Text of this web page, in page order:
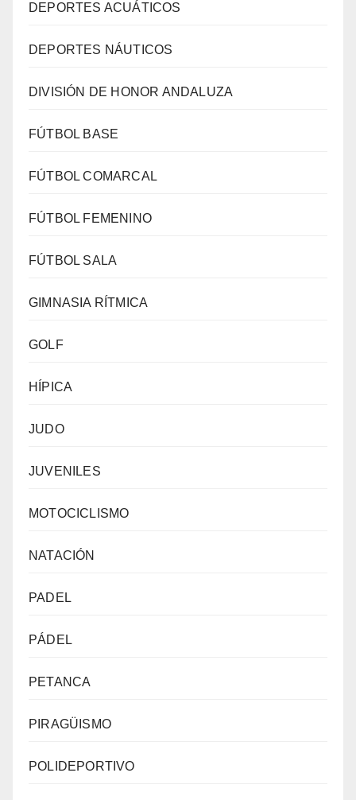
DEPORTES ACUÁTICOS
DEPORTES NÁUTICOS
DIVISIÓN DE HONOR ANDALUZA
FÚTBOL BASE
FÚTBOL COMARCAL
FÚTBOL FEMENINO
FÚTBOL SALA
GIMNASIA RÍTMICA
GOLF
HÍPICA
JUDO
JUVENILES
MOTOCICLISMO
NATACIÓN
PADEL
PÁDEL
PETANCA
PIRAGÜISMO
POLIDEPORTIVO